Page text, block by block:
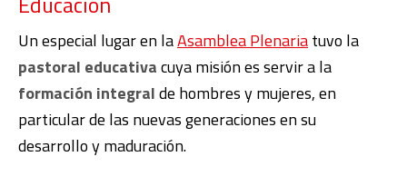
Un especial lugar en laAsamblea Plenariatuvo la
pastoral educativacuya misión es servir a la
formación integralde hombres y mujeres, en
particular de las nuevas generaciones en su
desarrollo y maduración.